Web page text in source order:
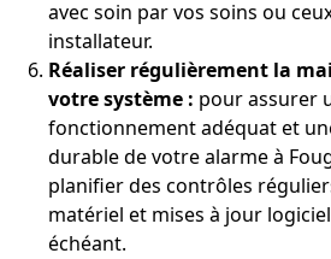
avec soin par vos soins ou
installateur.
Réaliser régulièrement la
votre système : pour assurer
fonctionnement adéquat et
durable de votre alarme à
planifier des contrôles
matériel et mises à jour
échéant.